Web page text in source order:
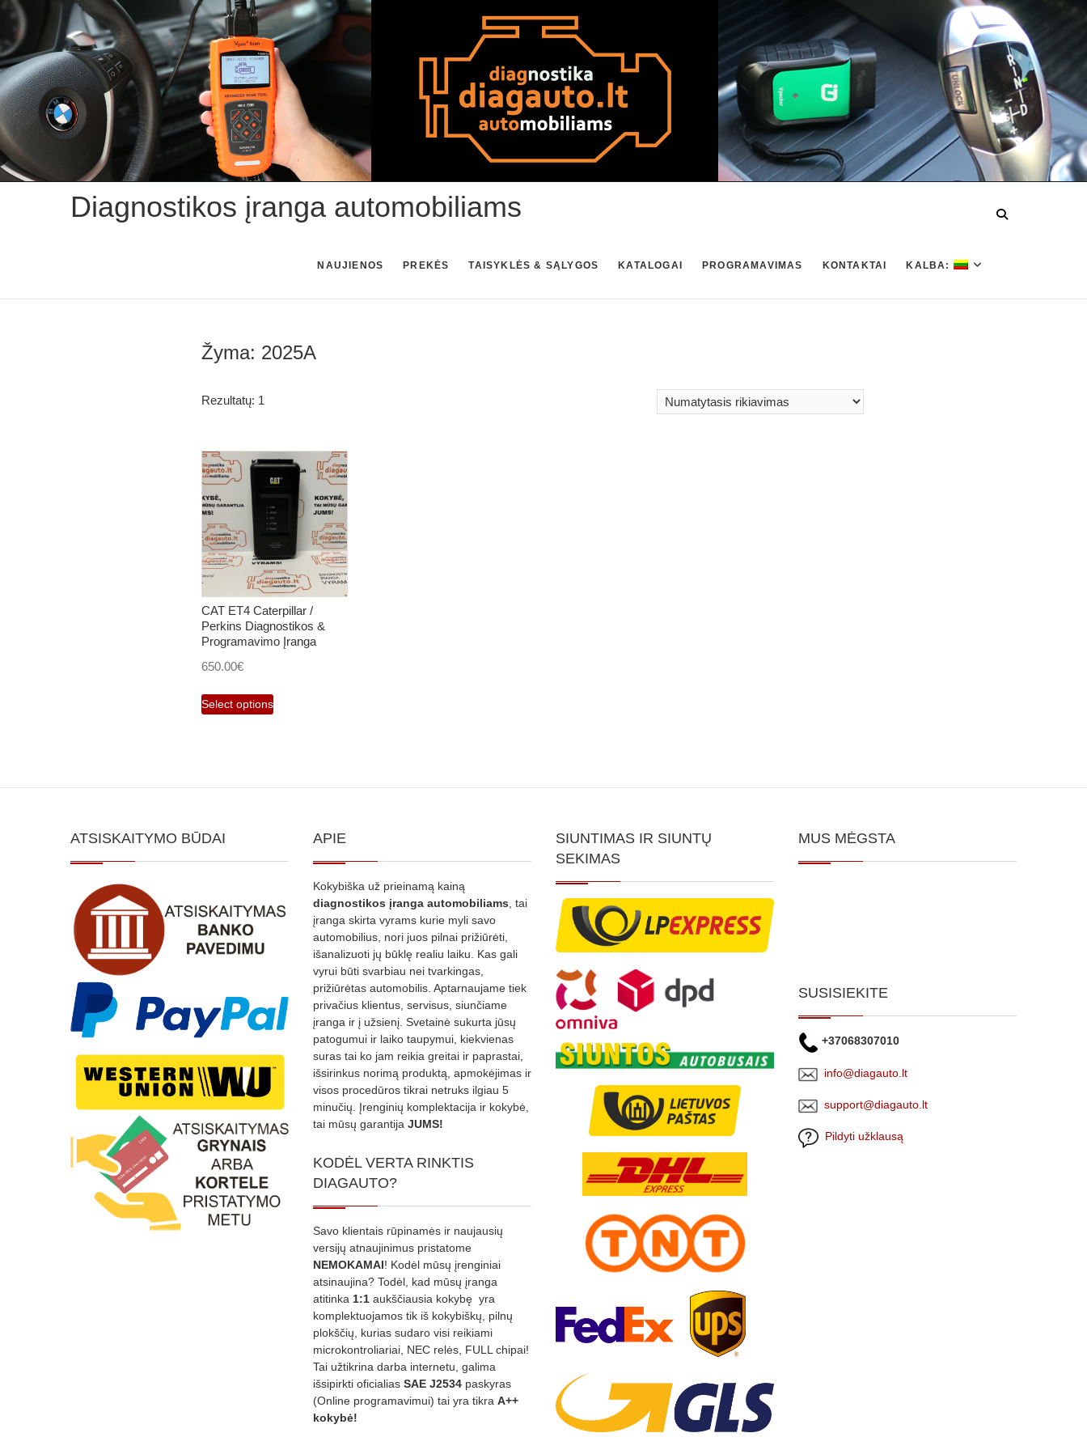
Skip
content
Diagnostikos įranga automobiliams
NAUJIENOS PREKĖS TAISYKLĖS & SĄLYGOS KATALOGAI PROGRAMAVIMAS KONTAKTAI KALBA:
Žyma: 2025A
Rezultatų: 1
CAT ET4 Caterpillar /
Perkins Diagnostikos &
Programavimo Įranga
650.00€
Select options
ATSISKAITYMO BŪDAI APIE
Kokybiška už prieinamą kainą
diagnostikos įranga automobiliams , tai
įranga skirta vyrams kurie myli savo
automobilius, nori juos pilnai prižiūrėti,
išanalizuoti jų būklę realiu laiku. Kas gali
vyrui būti svarbiau nei tvarkingas,
prižiūrėtas automobilis. Aptarnaujame tiek
privačius klientus, servisus, siunčiame
įranga ir į užsienį. Svetainė sukurta jūsų
patogumui ir laiko taupymui, kiekvienas
suras tai ko jam reikia greitai ir paprastai,
išsirinkus norimą produktą, apmokėjimas ir
visos procedūros tikrai netruks ilgiau 5
minučių. Įrenginių komplektacija ir kokybė,
tai mūsų garantija JUMS!
KODĖL VERTA RINKTIS
DIAGAUTO?
Savo klientais rūpinamės ir naujausių
versijų atnaujinimus pristatome
NEMOKAMAI! Kodėl mūsų įrenginiai
atsinaujina? Todėl, kad mūsų įranga
atitinka 1:1 aukščiausia kokybę yra
komplektuojamos tik iš kokybiškų, pilnų
plokščių, kurias sudaro visi reikiami
microkontroliariai, NEC relės, FULL chipai!
Tai užtikrina darba internetu, galima
išsipirkti oficialias SAE J2534 paskyras
(Online programavimui) tai yra tikra A++
kokybė!
SIUNTIMAS IR SIUNTŲ
SEKIMAS
MUS MĖGSTA
SUSISIEKITE
+37068307010
info@diagauto.lt
support@diagauto.lt
Pildyti užklausą